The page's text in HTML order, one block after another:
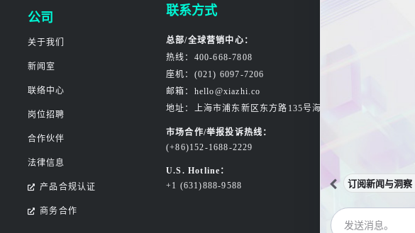
公司
关于我们
新闻室
联络中心
岗位招聘
合作伙伴
法律信息
产品合规认证
商务合作
联系方式
总部/全球营销中心：
热线：400-668-7808
座机：(021) 6097-7206
邮箱：hello@xiazhi.co
地址：上海市浦东新区东方路135号海东大楼3楼
市场合作/举报投诉热线：
(+86)152-1688-2229
U.S. Hotline：
+1 (631)888-9588
订阅新闻与洞察